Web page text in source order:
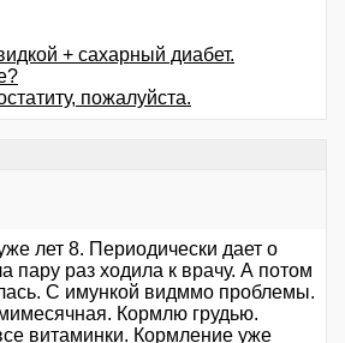
+ сахарный диабет.
пожалуйста.
лет 8. Периодически дает о
пару раз ходила к врачу. А потом
С имункой видммо проблемы.
Кормлю грудью.
витаминки. Кормление уже